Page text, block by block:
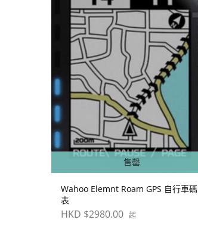
售罄
Wahoo Elemnt Roam GPS 自行車碼
表
HKD $2980.00 起